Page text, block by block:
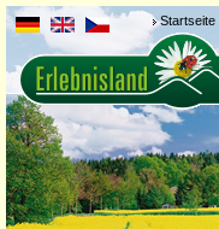
Startseite